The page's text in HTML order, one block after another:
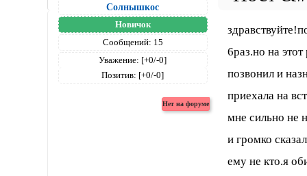
Солнышкос
Новичок
Сообщений: 15
Уважение: [+0/-0]
Позитив: [+0/-0]
6раз.но на
позвонил и
приехала на
мне сильно не
и громко
ему не кто.я